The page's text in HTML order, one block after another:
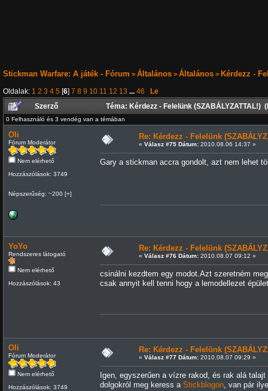
Stickman Warfare: A játék - Fórum > Általános> Általános> Kérdezz -
Oldalak: 1 2 3 4 5 [6] 7 8 9 10 11 12 13 ... 46
Le
Szerző
Téma: Kérdezz - Felelünk (SZABÁLYZATTAL!)
0 Felhasználó és 3 vendég van a témában
Oli
Fórum Moderátor
Nem elérhető
Hozzászólások: 3749
Népszerűség: ~200 [+]
Re: Kérdezz - Felelünk
« Válasz #75 Dátum:2010.08.06 14:37 »
Gary a stickman accra gondolt, azt nem lehet
YoYo
Rendszeres látogató
Nem elérhető
Hozzászólások: 43
Re: Kérdezz - Felelünk
« Válasz #76 Dátum:2010.08.07 09:12 »
csinálni kezdtem egy modot.Azt szeretném
csak annyit kell tenni hogy a lemodellezet
Oli
Fórum Moderátor
Nem elérhető
Hozzászólások: 3749
Re: Kérdezz - Felelünk
« Válasz #77 Dátum:2010.08.07 09:29 »
Igen, egyszerűen a vízre rakod, és rak alá
dolgokról meg keress a Stickblogon, van pár